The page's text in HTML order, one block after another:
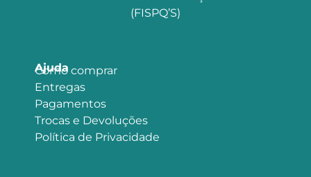
(FISPQ’S)
Ajuda
Como comprar
Entregas
Pagamentos
Trocas e Devoluções
Política de Privacidade